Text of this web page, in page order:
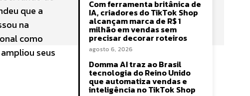
que a
na
como
seus
Com ferramenta britânica de
IA, criadores do TikTok Shop
alcançam marca de R$ 1
milhão em vendas sem
precisar decorar roteiros
agosto 6, 2026
Domma AI traz ao Brasil
tecnologia do Reino Unido
que automatiza vendas e
inteligência no TikTok Shop